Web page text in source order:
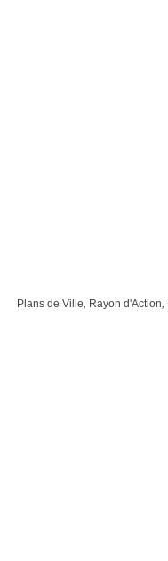
Plans de Ville, Rayon d'Action,